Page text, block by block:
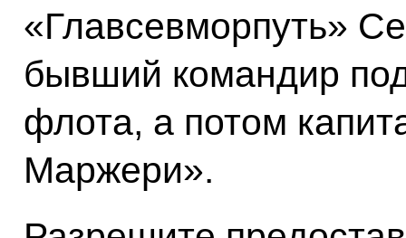
«Главсевморпуть»
бывший командир
флота, а потом
Маржери».